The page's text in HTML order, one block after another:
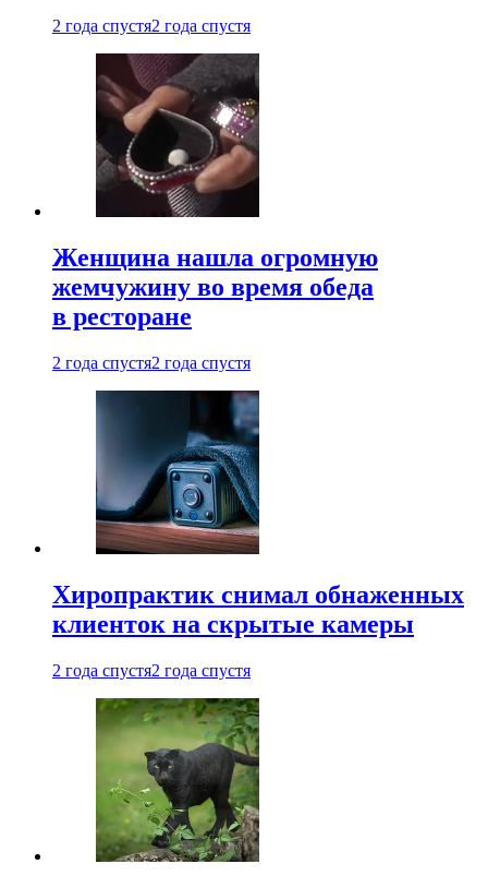
2 года спустя2 года спустя
Женщина нашла огромную
жемчужину во время обеда
в ресторане
2 года спустя2 года спустя
Хиропрактик снимал обнаженных
клиенток на скрытые камеры
2 года спустя2 года спустя